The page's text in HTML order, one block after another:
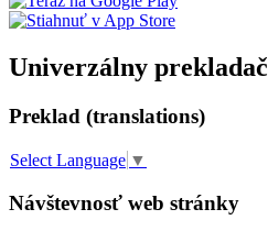
Univerzálny prekladač
Preklad (translations)
Select Language ▼
Návštevnosť web stránky